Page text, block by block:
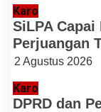
Karo
SiLPA
Perjuangan
2 Agustus 2026
Karo
DPRD dan